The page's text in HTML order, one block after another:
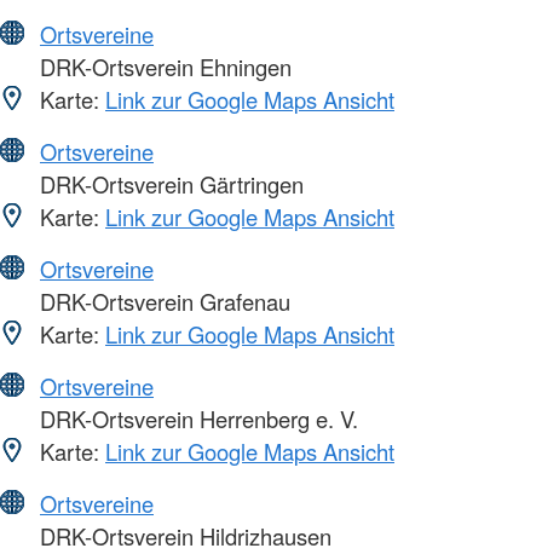
Ortsvereine
DRK-Ortsverein Ehningen
Karte: Link zur Google Maps Ansicht
Ortsvereine
DRK-Ortsverein Gärtringen
Karte: Link zur Google Maps Ansicht
Ortsvereine
DRK-Ortsverein Grafenau
Karte: Link zur Google Maps Ansicht
Ortsvereine
DRK-Ortsverein Herrenberg e. V.
Karte: Link zur Google Maps Ansicht
Ortsvereine
DRK-Ortsverein Hildrizhausen